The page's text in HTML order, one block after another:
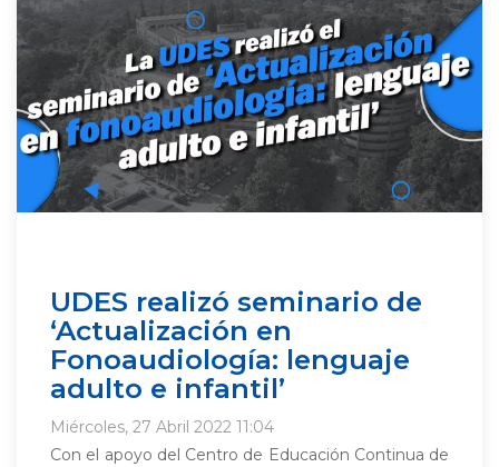
UDES realizó seminario de
‘Actualización en
Fonoaudiología: lenguaje
adulto e infantil’
Miércoles, 27 Abril 2022 11:04
Con el apoyo del Centro de Educación Continua de